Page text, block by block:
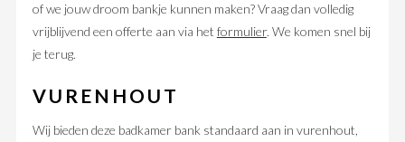
of we jouw droom bankje kunnen maken? Vraag dan volledig
vrijblijvend een offerte aan via het formulier. We komen snel bij
je terug.
VURENHOUT
Wij bieden deze badkamer bank standaard aan in vurenhout,